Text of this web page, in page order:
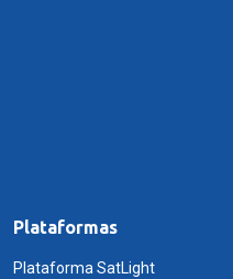
Plataformas
Plataforma SatLight